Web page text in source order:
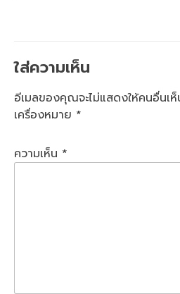
ใส่ความเห็น
อีเมลของคุณจะไม่แสดงให้คนอื่นเห็
เครื่องหมาย *
ความเห็น *